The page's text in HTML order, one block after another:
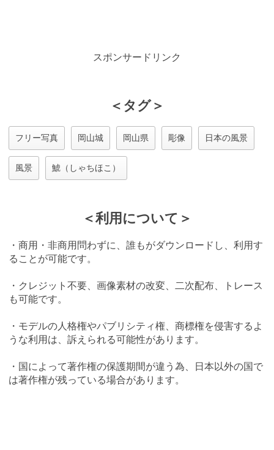
スポンサードリンク
＜タグ＞
フリー写真 岡山城 岡山県 彫像 日本の風景
風景 鯱（しゃちほこ）
＜利用について＞
・商用・非商用問わずに、誰もがダウンロードし、利用す
ることが可能です。
・クレジット不要、画像素材の改変、二次配布、トレース
も可能です。
・モデルの人格権やパブリシティ権、商標権を侵害するよ
うな利用は、訴えられる可能性があります。
・国によって著作権の保護期間が違う為、日本以外の国で
は著作権が残っている場合があります。